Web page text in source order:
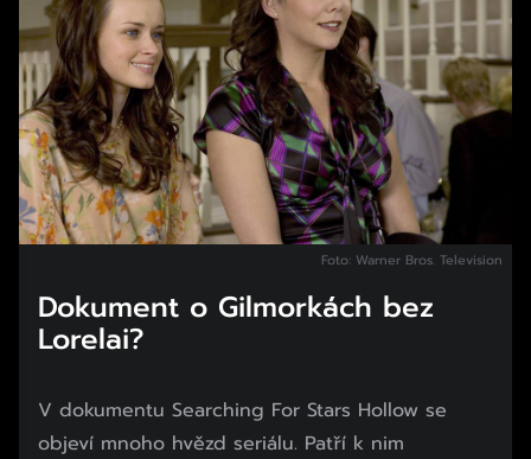
Foto: Warner Bros. Television
Dokument o Gilmorkách bez
Lorelai?
V dokumentu Searching For Stars Hollow se
objeví mnoho hvězd seriálu. Patří k nim